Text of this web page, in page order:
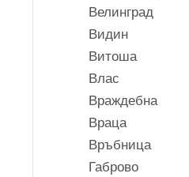
Велинград
Видин
Витоша
Влас
Враждебна
Враца
Връбница
Габрово